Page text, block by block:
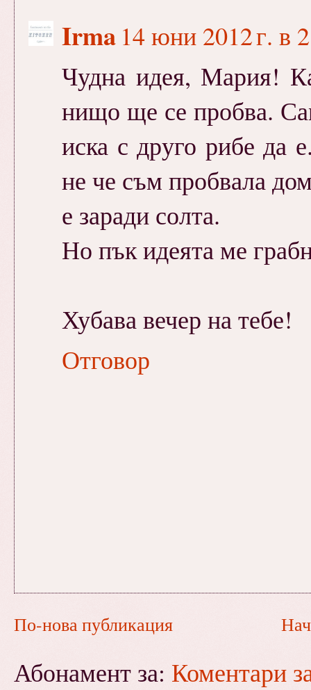
Irma 14 юни 2012 г. в
Чудна идея, Мария!
нищо ще се пробва.
иска с друго рибе да
не че съм пробвала
е заради солта.
Но пък идеята ме
Хубава вечер на тебе!
Отговор
По-нова публикация
Абонамент за: Коментари